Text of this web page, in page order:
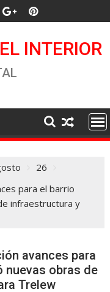
INTERIOR
26
para el barrio
infraestructura y
avances para
nuevas obras de
Trelew